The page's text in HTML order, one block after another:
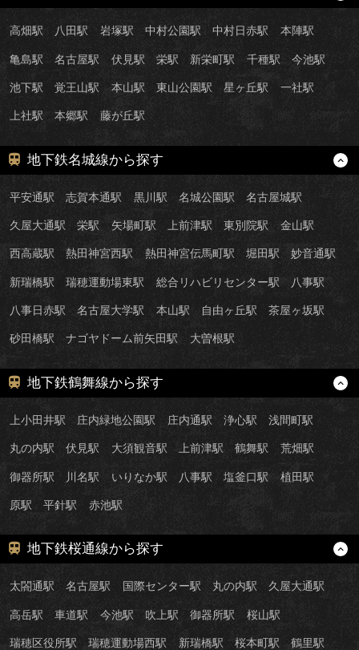
高畑駅 八田駅 岩塚駅 中村公園駅 中村日赤駅 本陣駅
亀島駅 名古屋駅 伏見駅 栄駅 新栄町駅 千種駅 今池駅
池下駅 覚王山駅 本山駅 東山公園駅 星ヶ丘駅 一社駅
上社駅 本郷駅 藤が丘駅
地下鉄名城線から探す
平安通駅 志賀本通駅 黒川駅 名城公園駅 名古屋城駅
久屋大通駅 栄駅 矢場町駅 上前津駅 東別院駅 金山駅
西高蔵駅 熱田神宮西駅 熱田神宮伝馬町駅 堀田駅 妙音通駅
新瑞橋駅 瑞穂運動場東駅 総合リハビリセンター駅 八事駅
八事日赤駅 名古屋大学駅 本山駅 自由ヶ丘駅 茶屋ヶ坂駅
砂田橋駅 ナゴヤドーム前矢田駅 大曽根駅
地下鉄鶴舞線から探す
上小田井駅 庄内緑地公園駅 庄内通駅 浄心駅 浅間町駅
丸の内駅 伏見駅 大須観音駅 上前津駅 鶴舞駅 荒畑駅
御器所駅 川名駅 いりなか駅 八事駅 塩釜口駅 植田駅
原駅 平針駅 赤池駅
地下鉄桜通線から探す
太閤通駅 名古屋駅 国際センター駅 丸の内駅 久屋大通駅
高岳駅 車道駅 今池駅 吹上駅 御器所駅 桜山駅
瑞穂区役所駅 瑞穂運動場西駅 新瑞橋駅 桜本町駅 鶴里駅